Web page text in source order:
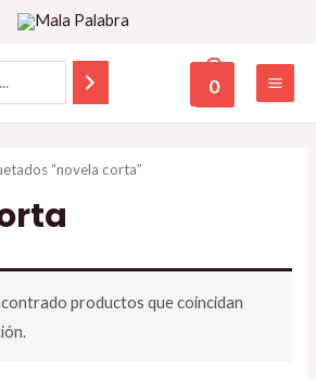
0
“novela corta”
productos que coincidan